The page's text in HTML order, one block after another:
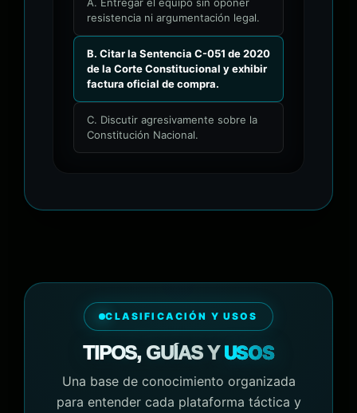
resistencia ni argumentación legal.
B. Citar la Sentencia C-051 de 2020
de la Corte Constitucional y exhibir
factura oficial de compra.
C. Discutir agresivamente sobre la
Constitución Nacional.
CLASIFICACIÓN Y USOS
TIPOS, GUÍAS YUSOS
Una base de conocimiento organizada
para entender cada plataforma táctica y